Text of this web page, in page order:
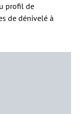
profil de
de dénivelé à